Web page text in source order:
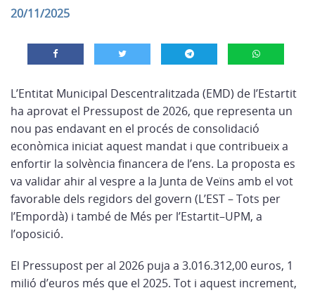
20/11/2025
L’Entitat Municipal Descentralitzada (EMD) de l’Estartit
ha aprovat el Pressupost de 2026, que representa un
nou pas endavant en el procés de consolidació
econòmica iniciat aquest mandat i que contribueix a
enfortir la solvència financera de l’ens. La proposta es
va validar ahir al vespre a la Junta de Veïns amb el vot
favorable dels regidors del govern (L’EST – Tots per
l’Empordà) i també de Més per l’Estartit–UPM, a
l’oposició.
El Pressupost per al 2026 puja a 3.016.312,00 euros, 1
milió d’euros més que el 2025. Tot i aquest increment,